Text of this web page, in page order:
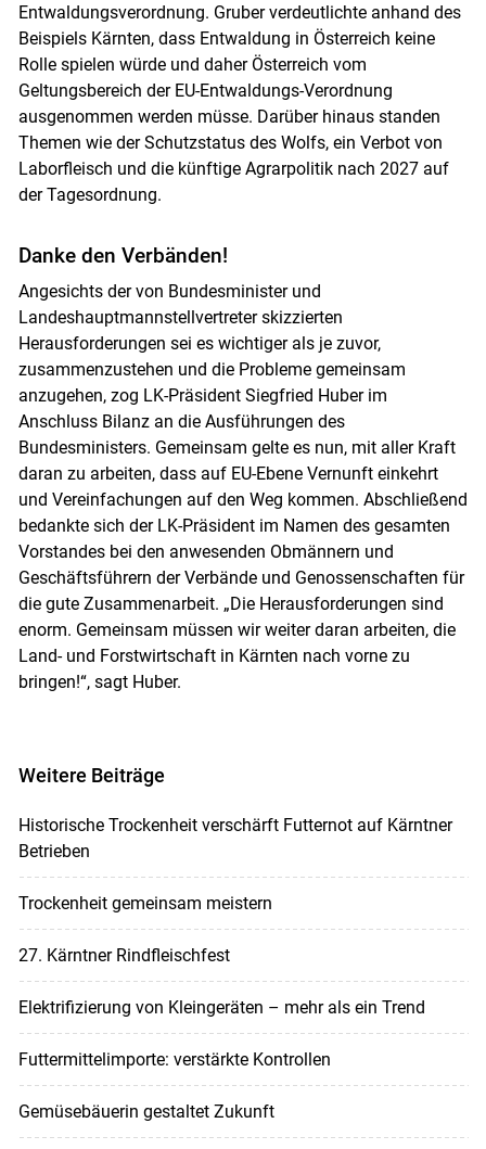
Entwaldungsverordnung. Gruber verdeutlichte anhand des
Beispiels Kärnten, dass Entwaldung in Österreich keine
Rolle spielen würde und daher Österreich vom
Geltungsbereich der EU-Entwaldungs-Verordnung
ausgenommen werden müsse. Darüber hinaus standen
Themen wie der Schutzstatus des Wolfs, ein Verbot von
Laborfleisch und die künftige Agrarpolitik nach 2027 auf
der Tagesordnung.
Danke den Verbänden!
Angesichts der von Bundesminister und
Landeshauptmannstellvertreter skizzierten
Herausforderungen sei es wichtiger als je zuvor,
zusammenzustehen und die Probleme gemeinsam
anzugehen, zog LK-Präsident Siegfried Huber im
Anschluss Bilanz an die Ausführungen des
Bundesministers. Gemeinsam gelte es nun, mit aller Kraft
daran zu arbeiten, dass auf EU-Ebene Vernunft einkehrt
und Vereinfachungen auf den Weg kommen. Abschließend
bedankte sich der LK-Präsident im Namen des gesamten
Vorstandes bei den anwesenden Obmännern und
Geschäftsführern der Verbände und Genossenschaften für
die gute Zusammenarbeit. „Die Herausforderungen sind
enorm. Gemeinsam müssen wir weiter daran arbeiten, die
Land- und Forstwirtschaft in Kärnten nach vorne zu
bringen!“, sagt Huber.
Weitere Beiträge
Historische Trockenheit verschärft Futternot auf Kärntner
Betrieben
Trockenheit gemeinsam meistern
27. Kärntner Rindfleischfest
Elektrifizierung von Kleingeräten – mehr als ein Trend
Futtermittelimporte: verstärkte Kontrollen
Gemüsebäuerin gestaltet Zukunft